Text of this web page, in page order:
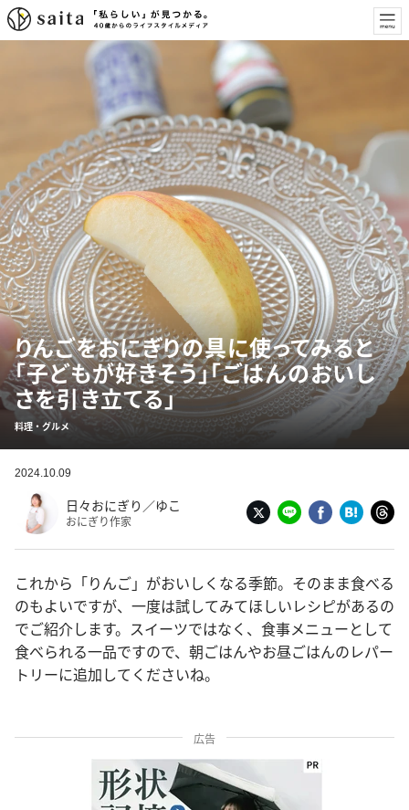
りんごをおにぎりの具に使ってみると
「子どもが好きそう」「ごはんのおいし
さを引き立てる」
料理・グルメ
2024.10.09
日々おにぎり／ゆこ
おにぎり作家
これから「りんご」がおいしくなる季節。そのまま食べる
のもよいですが、一度は試してみてほしいレシピがあるの
でご紹介します。スイーツではなく、食事メニューとして
食べられる一品ですので、朝ごはんやお昼ごはんのレパー
トリーに追加してくださいね。
広告